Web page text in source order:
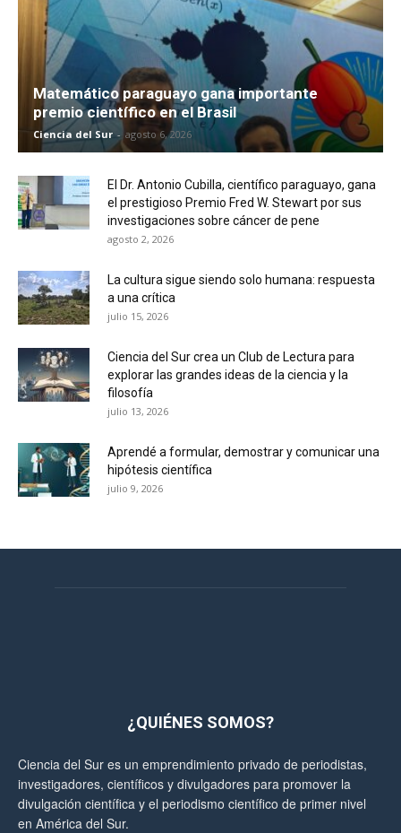
Matemático paraguayo gana importante
premio científico en el Brasil
Ciencia del Sur - agosto 6, 2026
El Dr. Antonio Cubilla, científico paraguayo, gana
el prestigioso Premio Fred W. Stewart por sus
investigaciones sobre cáncer de pene
agosto 2, 2026
La cultura sigue siendo solo humana: respuesta
a una crítica
julio 15, 2026
Ciencia del Sur crea un Club de Lectura para
explorar las grandes ideas de la ciencia y la
filosofía
julio 13, 2026
Aprendé a formular, demostrar y comunicar una
hipótesis científica
julio 9, 2026
¿QUIÉNES SOMOS?
Ciencia del Sur es un emprendimiento privado de periodistas,
investigadores, científicos y divulgadores para promover la
divulgación científica y el periodismo científico de primer nivel
en América del Sur.